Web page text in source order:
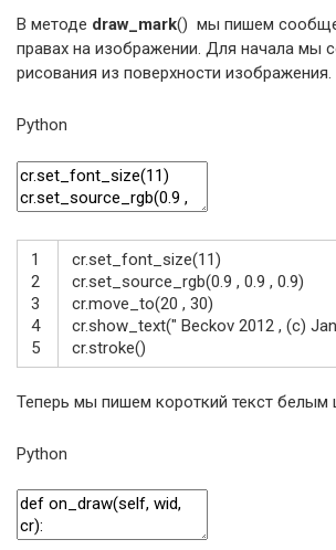
В методе draw_mark() мы пишем
правах на изображении. Для начала мы
рисования из поверхности изображения.
Python
1
2
3
4
5
cr.set_font_size(11)
cr.set_source_rgb(0.9 , 0.9 , 0.9)
cr.move_to(20 , 30)
cr.show_text(" Beckov 2012 , (c)
cr.stroke()
Теперь мы пишем короткий текст белым
Python